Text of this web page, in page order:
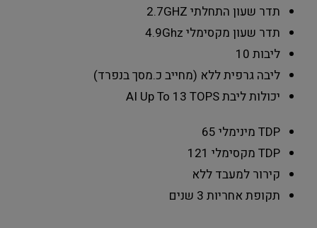
תדר שעון התחלתי 2.7GHZ
תדר שעון מקסימלי 4.9Ghz
ליבות 10
ליבה גרפיתללא (מחייב כ.מסך בנפרד)
יכולות ליבת AIUp To 13 TOPS
TDP מינימלי
65
TDP מקסימלי
121
קירור למעבדללא
תקופת אחריות 3 שנים